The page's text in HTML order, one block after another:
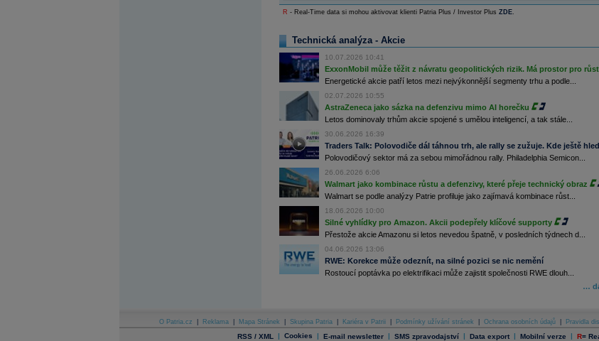
Databanka - Akcie
R - Real-Time data si mohou aktivovat klienti Patria Plus / Investor Plus ZDE.
Technická analýza - Akcie
10.07.2026 10:41
ExxonMobil může těžit z návratu geopolitických rizik. Má prostor pro
Energetické akcie patří letos mezi nejvýkonnější segmenty trhu a podle...
02.07.2026 10:55
AstraZeneca jako sázka na defenzivu mimo AI horečku
Letos dominovaly trhům akcie spojené s umělou inteligencí, a tak stále...
30.06.2026 16:39
Traders Talk: Polovodiče dál táhnou trh, ale rally se zužuje. Kde ještě
Polovodičový sektor má za sebou mimořádnou rally. Philadelphia Semicon...
26.06.2026 6:06
Walmart jako kombinace růstu a defenzivy, které přeje technický obraz
Walmart se podle analýzy Patrie profiluje jako zajímavá kombinace růst...
18.06.2026 10:00
Silné vyhlídky pro Amazon. Akcii podepřely klíčové supporty
Přestože akcie Amazonu si letos nevedou špatně, v posledních týdnech d...
04.06.2026 13:06
RWE: Korekce může odeznít, na silné pozici se nic nemění
Rostoucí poptávka po elektrifikaci může zajistit společnosti RWE dlouh...
…
O Patria.cz Reklama Mapa Stránek Skupina Patria Kariéra v Patrii Podmínky užívání stránek Ochrana osobních údajů Pravidla
RSS / XML | Cookies | E-mail newsletter | SMS zpravodajství | Data export | Mobilní verze | R=